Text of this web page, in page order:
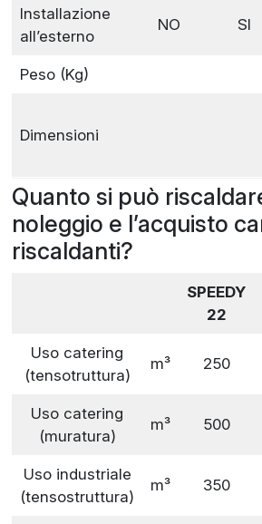
Installazione
all’esterno
NO SI
Peso (Kg)
Dimensioni
Quanto si può
noleggio e l’acquisto
riscaldanti?
SPEEDY
22
Uso catering
(tensotruttura)
m³ 250
Uso catering
(muratura)
m³ 500
Uso industriale
(tensostruttura)
m³ 350